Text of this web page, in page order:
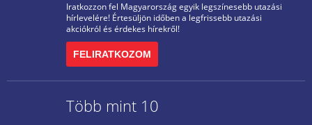
Iratkozzon fel Magyarország egyik legszínesebb utazási
hírlevelére! Értesüljön időben a legfrissebb utazási
akciókról és érdekes hírekről!
FELIRATKOZOM
Több mint 10